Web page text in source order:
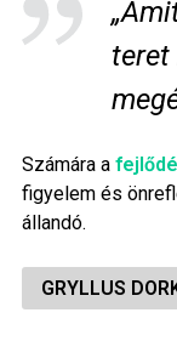
teret
Számára a
figyelem és
állandó.
GRYLLUS